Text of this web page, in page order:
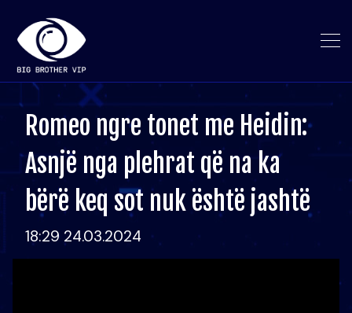
Romeo ngre tonet me Heidin:
Asnjë nga plehrat që na ka
bërë keq sot nuk është jashtë
18:29 24.03.2024